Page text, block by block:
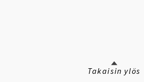
Takaisin ylös